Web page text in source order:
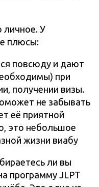
личное. У
плюсы:
повсюду и дают
при
получении визы.
не забывать
её приятной
это небольшое
жизни виабу
ли вы
программу JLPT